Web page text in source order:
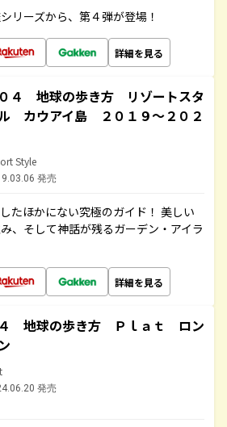
リーズから、第４弾が登場！
詳細を見る
４ 地球の歩き方 リゾートスタ
カウアイ島 ２０１９～２０２
Style
発売
たほかにない究極のガイド！ 美しい
、そして神話が残るガーデン・アイラ
詳細を見る
地球の歩き方 Ｐｌａｔ ロン
発売